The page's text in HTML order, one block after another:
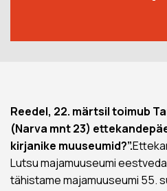
Reedel, 22. märtsil toimub
(Narva mnt 23)
kirjanike muuseumid?”.
Lutsu majamuuseumi
tähistame majamuuseumi 55.